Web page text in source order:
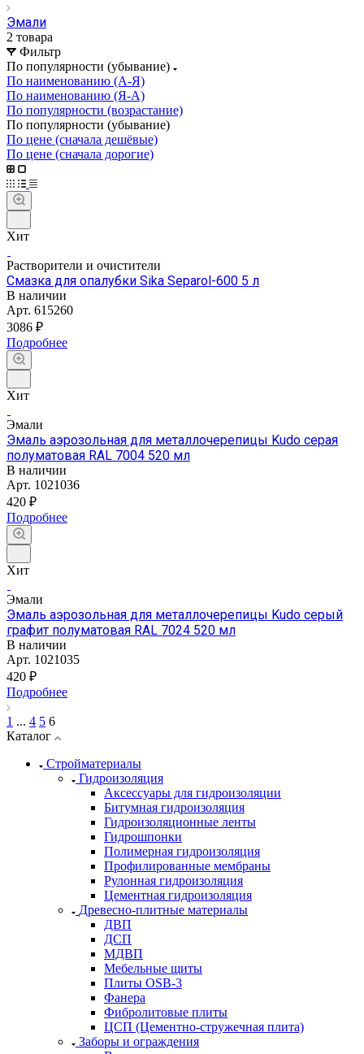
Эмали
2 товара
Фильтр
По популярности (убывание)
По наименованию (А-Я)
По наименованию (Я-А)
По популярности (возрастание)
По популярности (убывание)
По цене (сначала дешёвые)
По цене (сначала дорогие)
Хит
Растворители и очистители
Смазка для опалубки Sika Separol-600 5 л
В наличии
Арт. 615260
3086 ₽
Подробнее
Хит
Эмали
Эмаль аэрозольная для металлочерепицы Kudo серая
полуматовая RAL 7004 520 мл
В наличии
Арт. 1021036
420 ₽
Подробнее
Хит
Эмали
Эмаль аэрозольная для металлочерепицы Kudo серый
графит полуматовая RAL 7024 520 мл
В наличии
Арт. 1021035
420 ₽
Подробнее
1 ... 4 5 6
Каталог
Стройматериалы
Гидроизоляция
Аксессуары для гидроизоляции
Битумная гидроизоляция
Гидроизоляционные ленты
Гидрошпонки
Полимерная гидроизоляция
Профилированные мембраны
Рулонная гидроизоляция
Цементная гидроизоляция
Древесно-плитные материалы
ДВП
ДСП
МДВП
Мебельные щиты
Плиты OSB-3
Фанера
Фибролитовые плиты
ЦСП (Цементно-стружечная плита)
Заборы и ограждения